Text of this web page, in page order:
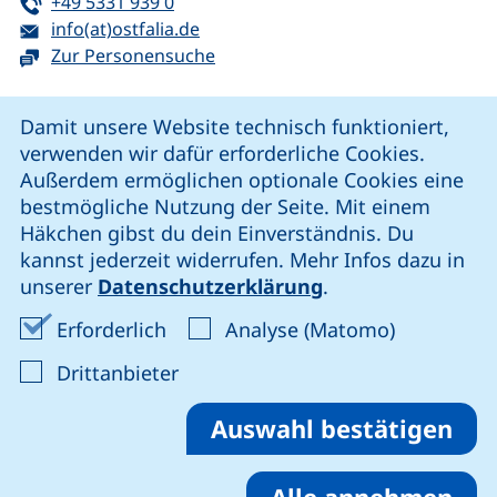
Damit unsere Website technisch funktioniert,
verwenden wir dafür erforderliche Cookies.
Außerdem ermöglichen optionale Cookies eine
bestmögliche Nutzung der Seite. Mit einem
Häkchen gibst du dein Einverständnis. Du
kannst jederzeit widerrufen. Mehr Infos dazu in
unserer Datenschutzerklärung.
Erforderlich Erforderliche Cookies akzeptieren
Analyse (Matomo)Analyse-
Drittanbieter: Cookies von Drittanbieter
Auswahl bestätigen
E-Mail:
info(at)ostfalia.de(öffnet Ihr E-Mail-Programm)
Zur Personensuche
unsere Facebook-Seite (externer Link, öffnet neues
unsere LinkedIn-Seite (externer Link, öffnet
unsere Instagram-Seite (externer Link,
unsere YouTube-Seite (externer
Cookie-Einstellungen
Impressum
Datenschutz
Erklärung zur Barrierefreiheit